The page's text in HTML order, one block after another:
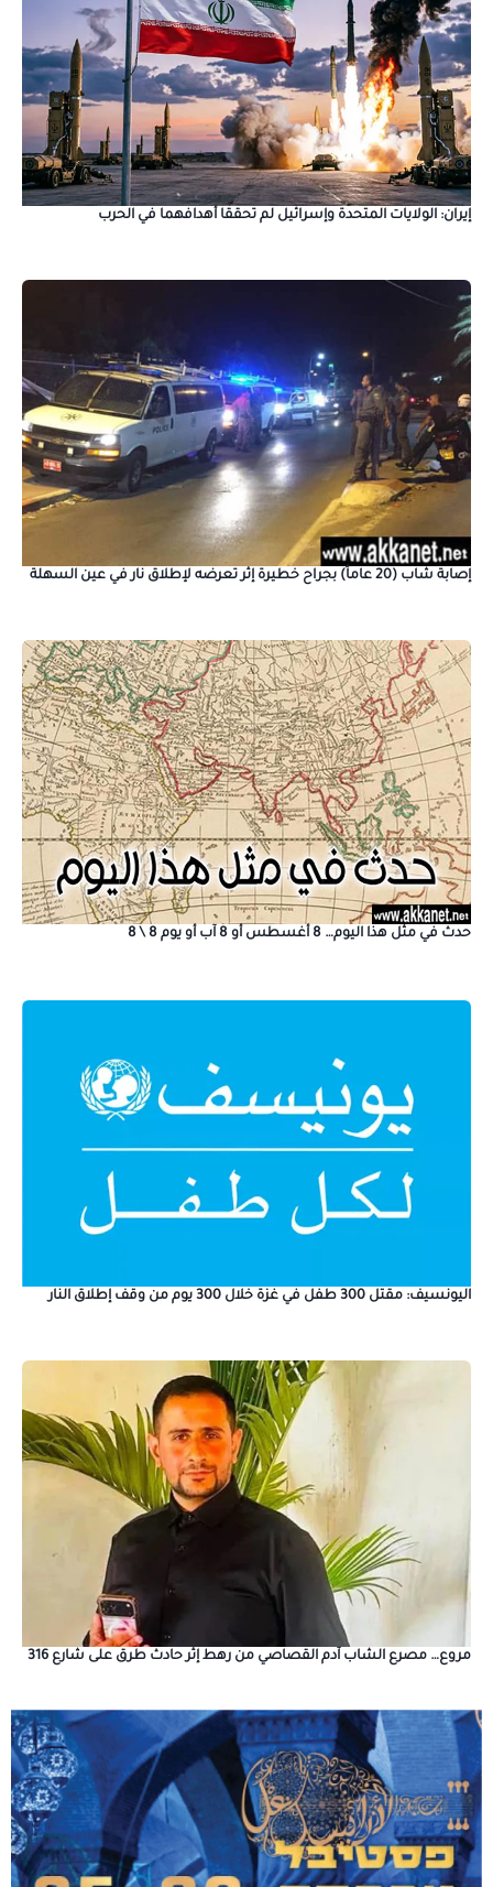
إيران: الولايات المتحدة وإسرائيل لم تحققا أهدافهما في الحرب
إصابة شاب (20 عاماً) بجراح خطيرة إثر تعرضه لإطلاق نار في عين السهلة
حدث في مثل هذا اليوم… 8 أغسطس أو 8 آب أو يوم 8 \ 8
اليونسيف: مقتل 300 طفل في غزة خلال 300 يوم من وقف إطلاق النار
مروع… مصرع الشاب آدم القصاصي من رهط إثر حادث طرق على شارع 316